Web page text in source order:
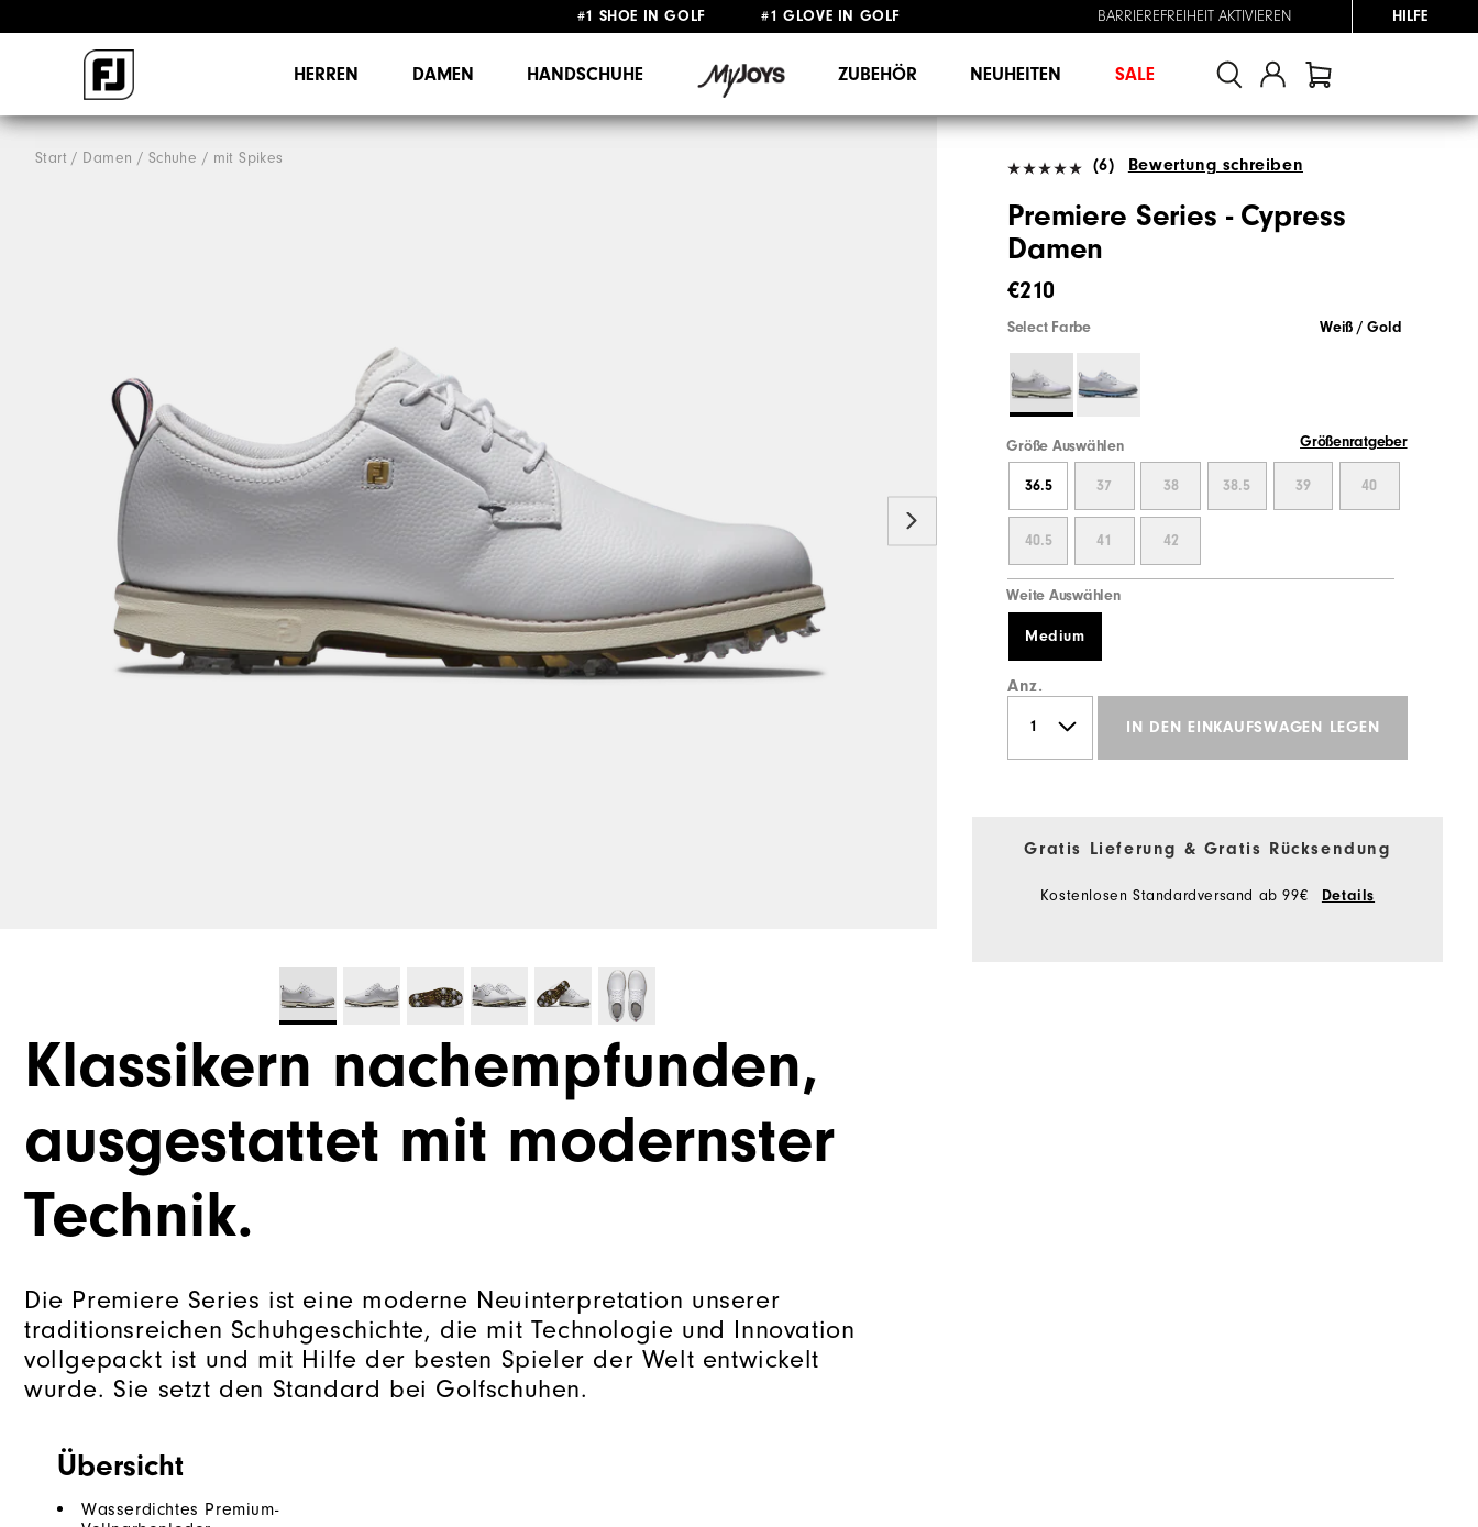
#1 SHOE IN GOLF #1 GLOVE IN GOLF
BARRIEREFREIHEIT AKTIVIEREN HILFE
HERREN DAMEN HANDSCHUHE ZUBEHÖR NEUHEITEN SALE
Start Damen Schuhe mit Spikes (6) Bewertung schreiben
Premiere Series - Cypress
Damen
€210
Select Farbe Weiß / Gold
Größe Auswählen Größenratgeber
36.5 37 38 38.5 39 40
40.5 41 42
Weite Auswählen
Medium
Anz.
IN DEN EINKAUFSWAGEN LEGEN
Gratis Lieferung & Gratis Rücksendung
Kostenlosen Standardversand ab 99€ Details
Klassikern nachempfunden,
ausgestattet mit modernster
Technik.
Die Premiere Series ist eine moderne Neuinterpretation unserer
traditionsreichen Schuhgeschichte, die mit Technologie und Innovation
vollgepackt ist und mit Hilfe der besten Spieler der Welt entwickelt
wurde. Sie setzt den Standard bei Golfschuhen.
Übersicht
Wasserdichtes Premium-